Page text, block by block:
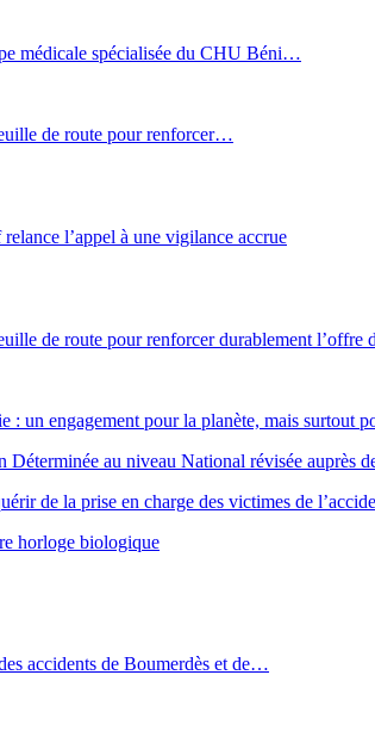
médicale spécialisée du CHU Béni…
de route pour renforcer…
l’appel à une vigilance accrue
de route pour renforcer durablement l’offre
: un engagement pour la planète, mais surtout
au niveau National révisée auprès
de la prise en charge des victimes de
horloge biologique
accidents de Boumerdès et de…